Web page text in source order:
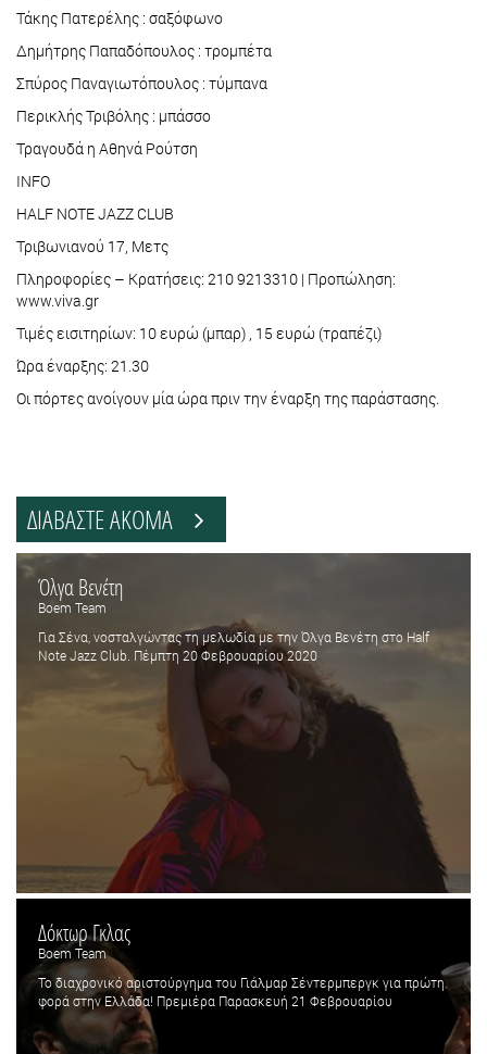
Τάκης Πατερέλης : σαξόφωνο
Δημήτρης Παπαδόπουλος : τρομπέτα
Σπύρος Παναγιωτόπουλος : τύμπανα
Περικλής Τριβόλης : μπάσσο
Τραγουδά η Αθηνά Ρούτση
INFO
HALF NOTE JAZZ CLUB
Τριβωνιανού 17, Μετς
Πληροφορίες – Κρατήσεις: 210 9213310 | Προπώληση:
www.viva.gr
Τιμές εισιτηρίων: 10 ευρώ (μπαρ) , 15 ευρώ (τραπέζι)
Ώρα έναρξης: 21.30
Οι πόρτες ανοίγουν μία ώρα πριν την έναρξη της παράστασης.
ΔΙΑΒΑΣΤΕ ΑΚΟΜΑ
Όλγα Βενέτη
Boem Team
Για Σένα, νοσταλγώντας τη μελωδία με την Όλγα Βενέτη στο Half
Note Jazz Club. Πέμπτη 20 Φεβρουαρίου 2020
Δόκτωρ Γκλας
Boem Team
Το διαχρονικό αριστούργημα του Γιάλμαρ Σέντερμπεργκ για πρώτη
φορά στην Ελλάδα! Πρεμιέρα Παρασκευή 21 Φεβρουαρίου